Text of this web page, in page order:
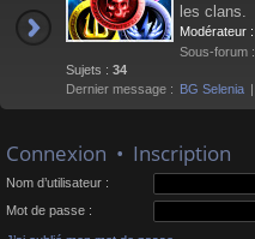
les clans.
Modérateur :
Sous-forum :
Sujets : 34
Dernier message : BG Selenia
Connexion • Inscription
Nom d’utilisateur :
Mot de passe :